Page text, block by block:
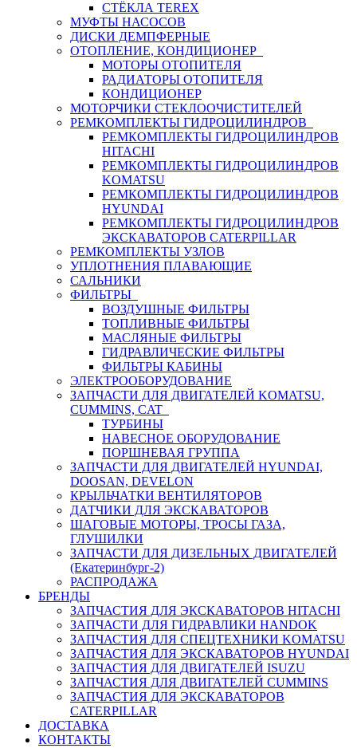
СТЁКЛА TEREX
МУФТЫ НАСОСОВ
ДИСКИ ДЕМПФЕРНЫЕ
ОТОПЛЕНИЕ, КОНДИЦИОНЕР
МОТОРЫ ОТОПИТЕЛЯ
РАДИАТОРЫ ОТОПИТЕЛЯ
КОНДИЦИОНЕР
МОТОРЧИКИ СТЕКЛООЧИСТИТЕЛЕЙ
РЕМКОМПЛЕКТЫ ГИДРОЦИЛИНДРОВ
РЕМКОМПЛЕКТЫ ГИДРОЦИЛИНДРОВ
HITACHI
РЕМКОМПЛЕКТЫ ГИДРОЦИЛИНДРОВ
KOMATSU
РЕМКОМПЛЕКТЫ ГИДРОЦИЛИНДРОВ
HYUNDAI
РЕМКОМПЛЕКТЫ ГИДРОЦИЛИНДРОВ
ЭКСКАВАТОРОВ CATERPILLAR
РЕМКОМПЛЕКТЫ УЗЛОВ
УПЛОТНЕНИЯ ПЛАВАЮЩИЕ
САЛЬНИКИ
ФИЛЬТРЫ
ВОЗДУШНЫЕ ФИЛЬТРЫ
ТОПЛИВНЫЕ ФИЛЬТРЫ
МАСЛЯНЫЕ ФИЛЬТРЫ
ГИДРАВЛИЧЕСКИЕ ФИЛЬТРЫ
ФИЛЬТРЫ КАБИНЫ
ЭЛЕКТРООБОРУДОВАНИЕ
ЗАПЧАСТИ ДЛЯ ДВИГАТЕЛЕЙ KOMATSU,
CUMMINS, CAT
ТУРБИНЫ
НАВЕСНОЕ ОБОРУДОВАНИЕ
ПОРШНЕВАЯ ГРУППА
ЗАПЧАСТИ ДЛЯ ДВИГАТЕЛЕЙ HYUNDAI,
DOOSAN, DEVELON
КРЫЛЬЧАТКИ ВЕНТИЛЯТОРОВ
ДАТЧИКИ ДЛЯ ЭКСКАВАТОРОВ
ШАГОВЫЕ МОТОРЫ, ТРОСЫ ГАЗА,
ГЛУШИЛКИ
ЗАПЧАСТИ ДЛЯ ДИЗЕЛЬНЫХ ДВИГАТЕЛЕЙ
(Екатеринбург-2)
РАСПРОДАЖА
БРЕНДЫ
ЗАПЧАСТИЯ ДЛЯ ЭКСКАВАТОРОВ HITACHI
ЗАПЧАСТИ ДЛЯ ГИДРАВЛИКИ HANDOK
ЗАПЧАСТИЯ ДЛЯ СПЕЦТЕХНИКИ KOMATSU
ЗАПЧАСТИЯ ДЛЯ ЭКСКАВАТОРОВ HYUNDAI
ЗАПЧАСТИЯ ДЛЯ ДВИГАТЕЛЕЙ ISUZU
ЗАПЧАСТИЯ ДЛЯ ДВИГАТЕЛЕЙ CUMMINS
ЗАПЧАСТИЯ ДЛЯ ЭКСКАВАТОРОВ
CATERPILLAR
ДОСТАВКА
КОНТАКТЫ